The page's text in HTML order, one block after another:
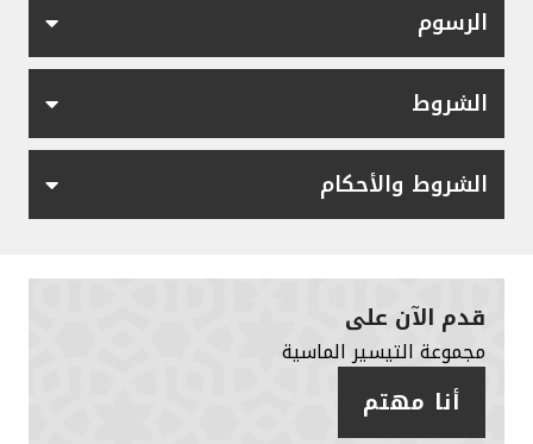
الرسوم
الشروط
الشروط والأحكام
قدم الآن على
مجموعة التيسير الماسية
أنا مهتم